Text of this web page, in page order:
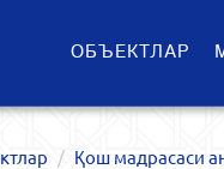
ОБЪЕКТЛАР
Қош мадрасаси